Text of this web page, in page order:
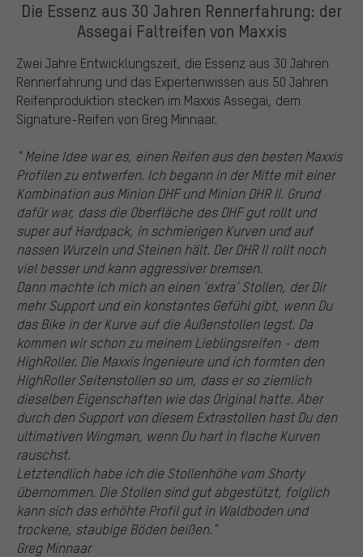
Die Essenz aus 30 Jahren Rennerfahrung: der
Assegai Faltreifen von Maxxis
Zwei Jahre Entwicklungszeit, die Essenz aus 30 Jahren
Rennerfahrung und das Expertenwissen aus 50 Jahren
Reifenproduktion stecken im Maxxis Assegai, dem
Signature-Reifen von Greg Minnaar.
" Meine Idee war es, einen Reifen aus den besten Maxxis
Profilen zu entwerfen. Ich begann in der Mitte mit einer
Kombination aus Minion DHF und Minion DHR II. Grund
dafür war, dass die Oberfläche des DHF gut rollt und
super auf Hardpack, in schmierigen Kurven und auf
nassen Wurzeln und Steinen hält. Der DHR II rollt noch
viel besser und kann aggressiver bremsen.
Dann machte ich mich an einen 'extra' Stollen, der Dir
mehr Support und ein konstantes Gefühl gibt, wenn Du
das Bike in der Kurve auf die Außenstollen legst. Da
kommen wir schon zu meinem Lieblingsreifen - dem
HighRoller. Die Maxxis Ingenieure und ich formten den
HighRoller Seitenstollen so um, dass er so ziemlich
dieselben Eigenschaften wie das Original hatte. Aber
durch den Support von diesem Extrastollen hast Du den
ultimativen Wingman, wenn Du hart in flache Kurven
rauschst.
Letztendlich habe ich die Stollenhöhe vom Shorty
übernommen. Die Stollen sind gut abgestützt, folglich
kann sich das erhöhte Profil gut in Waldboden und
trockene, staubige Böden beißen."
Greg Minnaar